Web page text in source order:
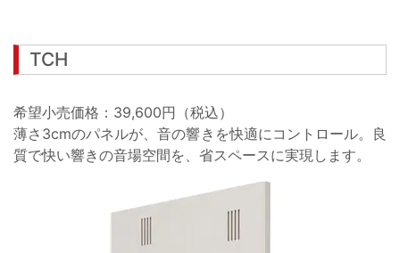
TCH
希望小売価格：39,600円（税込）
薄さ3cmのパネルが、音の響きを快適にコントロール。良
質で快い響きの音場空間を、省スペースに実現します。